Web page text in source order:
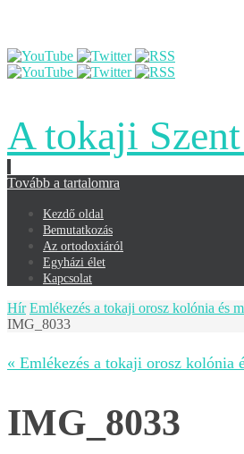
A tokaji
Tovább a tartalomra
Kezdő oldal
Bemutatkozás
Az ortodoxiáról
Egyházi élet
Kapcsolat
Hír Emlékezés a tokaji orosz kolónia és
IMG_8033
« Emlékezés a tokaji orosz kolónia
IMG_8033